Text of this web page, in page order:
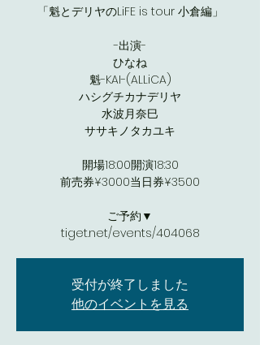
「魁とデリヤのLiFE is tour 小倉編」
-出演-
ひなね
魁-KAI-(ALLiCA)
ハシグチカナデリヤ
水波月奈巳
ササキノタカユキ
開場18:00開演18:30
前売券¥3000当日券¥3500
ご予約▼
tiget.net/events/404068
受付が終了しました
他のイベントを見る